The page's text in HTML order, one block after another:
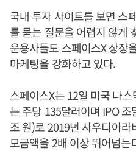
국내 투자 사이트를 보면 스
를 묻는 질문을 어렵지 않게
운용사들도 스페이스X 상장
마케팅을 강화하고 있다.
스페이스X는 12일 미국 나
는 주당 135달러이며 IPO
조 원)로 2019년 사우디아
모금액을 2배 이상 뛰어넘는